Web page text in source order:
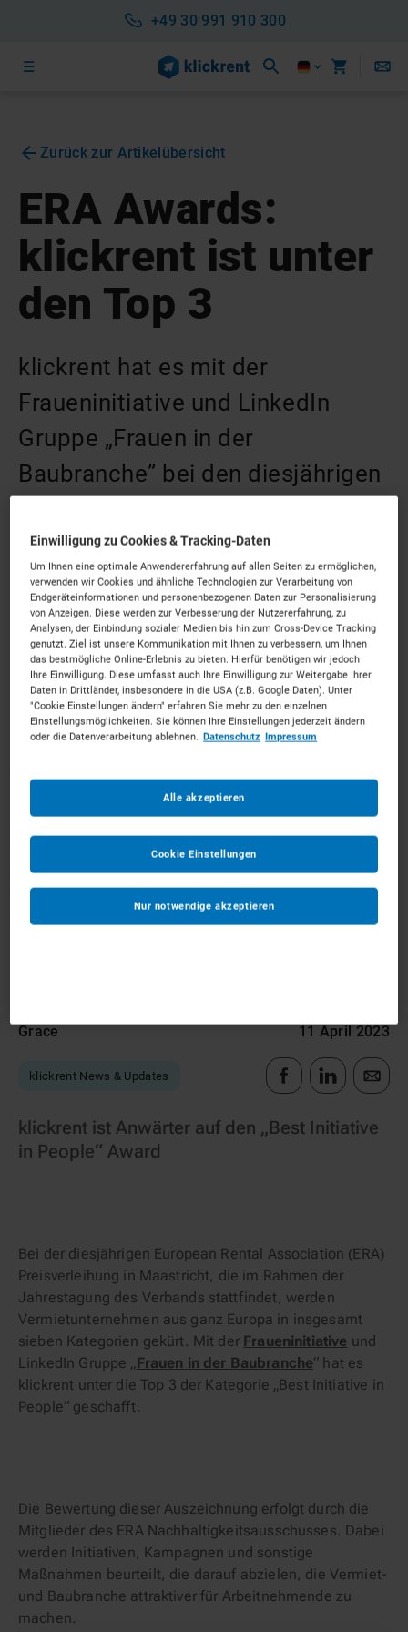
+49 30 991 910 300
Zurück zur Artikelübersicht
ERA Awards:
klickrent ist unter
den Top 3
klickrent hat es mit der
Fraueninitiative und LinkedIn
Gruppe „Frauen in der
Baubranche” bei den diesjährigen
Top 3 der Kategorie „Best
Initiative in People” geschafft.
Grace 11 April 2023
klickrent News & Updates
klickrent ist Anwärter auf den „Best Initiative
in People“ Award
Bei der diesjährigen European Rental Association (ERA)
Preisverleihung in Maastricht, die im Rahmen der
Jahrestagung des Verbands stattfindet, werden
Vermietunternehmen aus ganz Europa in insgesamt
sieben Kategorien gekürt. Mit der Fraueninitiative und
LinkedIn Gruppe „Frauen in der Baubranche“ hat es
klickrent unter die Top 3 der Kategorie „Best Initiative in
People“ geschafft.
Die Bewertung dieser Auszeichnung erfolgt durch die
Mitglieder des ERA Nachhaltigkeitsausschusses. Dabei
werden Initiativen, Kampagnen und sonstige
Maßnahmen beurteilt, die darauf abzielen, die Vermiet-
und Baubranche attraktiver für Arbeitnehmende zu
machen.
Einwilligung zu Cookies & Tracking-Daten
Um Ihnen eine optimale Anwendererfahrung auf allen Seiten zu ermöglichen,
verwenden wir Cookies und ähnliche Technologien zur Verarbeitung von
Endgeräteinformationen und personenbezogenen Daten zur Personalisierung
von Anzeigen. Diese werden zur Verbesserung der Nutzererfahrung, zu
Analysen, der Einbindung sozialer Medien bis hin zum Cross-Device Tracking
genutzt. Ziel ist unsere Kommunikation mit Ihnen zu verbessern, um Ihnen
das bestmögliche Online-Erlebnis zu bieten. Hierfür benötigen wir jedoch
Ihre Einwilligung. Diese umfasst auch Ihre Einwilligung zur Weitergabe Ihrer
Daten in Drittländer, insbesondere in die USA (z.B. Google Daten). Unter
"Cookie Einstellungen ändern" erfahren Sie mehr zu den einzelnen
Einstellungsmöglichkeiten. Sie können Ihre Einstellungen jederzeit ändern
oder die Datenverarbeitung ablehnen. Datenschutz Impressum
Nur notwendige akzeptieren
Alle akzeptieren
Cookie Einstellungen